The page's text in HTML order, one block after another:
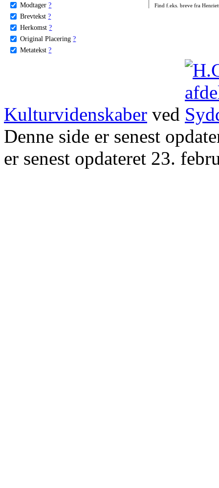
Modtager ?
Brevtekst ?
Herkomst ?
Original Placering ?
Metatekst ?
Find f.eks. breve fra
Kulturvidenskaber ved
Denne side er senest
er senest opdateret 23.